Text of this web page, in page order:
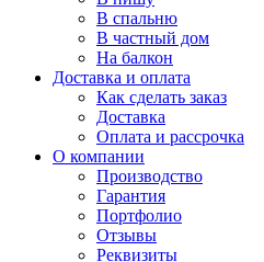
В спальню
В частный дом
На балкон
Доставка и оплата
Как сделать заказ
Доставка
Оплата и рассрочка
О компании
Производство
Гарантия
Портфолио
Отзывы
Реквизиты